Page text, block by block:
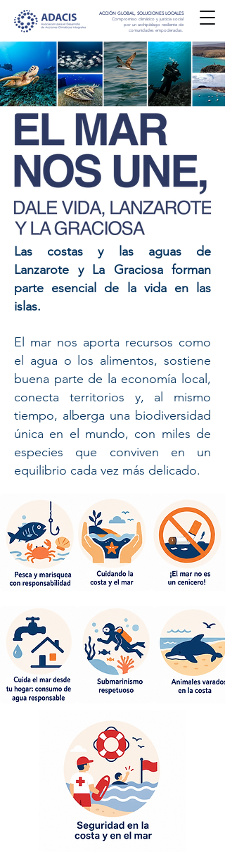
ACCIÓN GLOBAL, SOLUCIONES LOCALES
Compromiso climático y justicia social
por un archipiélago resiliente de
comunidades empoderadas.
Las costas y las aguas de
Lanzarote y La Graciosa forman
parte esencial de la vida en las
islas.
El mar nos aporta recursos como
el agua o los alimentos, sostiene
buena parte de la economía local,
conecta territorios y, al mismo
tiempo, alberga una biodiversidad
única en el mundo, con miles de
especies que conviven en un
equilibrio cada vez más delicado.